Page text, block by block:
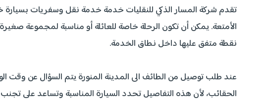
تقدم شركة المسار الذكي للنقليات خدمة خدمة نقل وسفريات
الأمتعة. يمكن أن تكون الرحلة خاصة للعائلة أو مناسبة لمجموعة
نقطة متفق عليها داخل نطاق الخدمة.
عند طلب توصيل من الطائف الى المدينة المنورة يتم السؤال عن وقت
الحقائب، لأن هذه التفاصيل تحدد السيارة المناسبة وتساعد على